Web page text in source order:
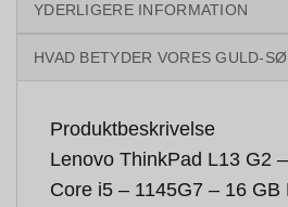
YDERLIGERE INFORMATION
HVAD BETYDER VORES GULD-
Produktbeskrivelse
Lenovo ThinkPad L13 G2
Core i5 – 1145G7 – 16 GB